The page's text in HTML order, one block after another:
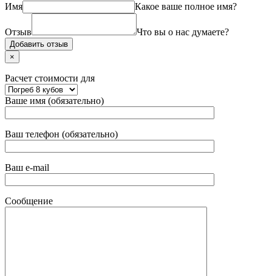
Имя Какое ваше полное имя?
Отзыв Что вы о нас думаете?
×
Расчет стоимости для
Ваше имя (обязательно)
Ваш телефон (обязательно)
Ваш e-mail
Сообщение